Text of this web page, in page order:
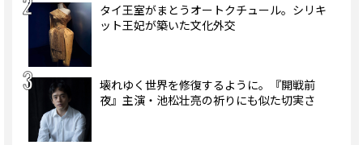
タイ王室がまとうオートクチュール。シリキ
ット王妃が築いた文化外交
壊れゆく世界を修復するように。『開戦前
夜』主演・池松壮亮の祈りにも似た切実さ